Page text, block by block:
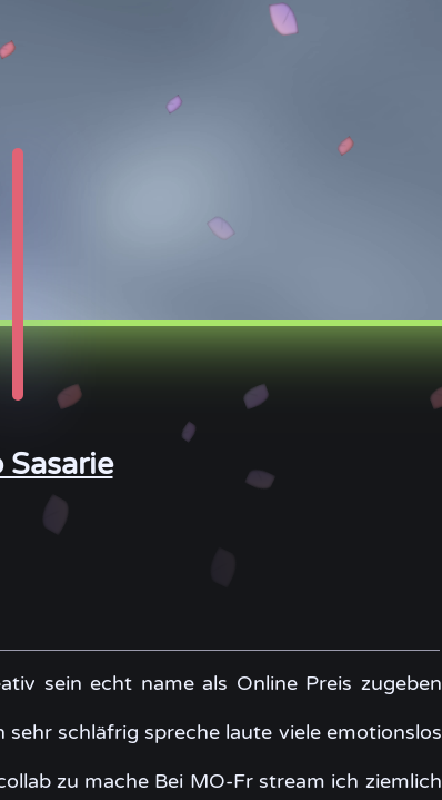
Sasarie
sein echt name als Online Preis zugeben
schläfrig spreche laute viele emotionslos
zu mache Bei MO-Fr stream ich ziemlich